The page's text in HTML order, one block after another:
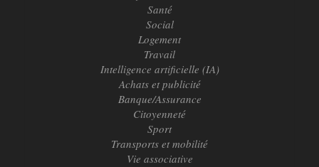
Santé
Social
Logement
Travail
Intelligence artificielle (IA)
Achats et publicité
Banque/Assurance
Citoyenneté
Sport
Transports et mobilité
Vie associative